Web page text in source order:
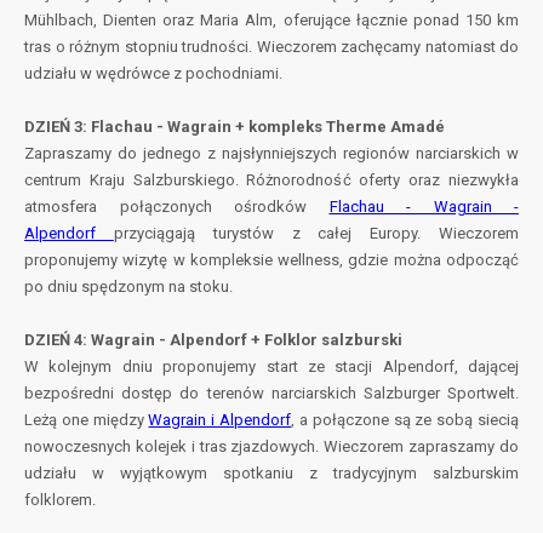
Mühlbach, Dienten oraz Maria Alm, oferujące łącznie ponad 150 km
tras o różnym stopniu trudności. Wieczorem zachęcamy natomiast do
udziału w wędrówce z pochodniami.
DZIEŃ 3: Flachau - Wagrain + kompleks Therme Amadé
Zapraszamy do jednego z najsłynniejszych regionów narciarskich w
centrum Kraju Salzburskiego. Różnorodność oferty oraz niezwykła
atmosfera połączonych ośrodków Flachau - Wagrain -
Alpendorf przyciągają turystów z całej Europy. Wieczorem
proponujemy wizytę w kompleksie wellness, gdzie można odpocząć
po dniu spędzonym na stoku.
DZIEŃ 4: Wagrain - Alpendorf + Folklor salzburski
W kolejnym dniu proponujemy start ze stacji Alpendorf, dającej
bezpośredni dostęp do terenów narciarskich Salzburger Sportwelt.
Leżą one międzyWagrain i Alpendorf, a połączone są ze sobą siecią
nowoczesnych kolejek i tras zjazdowych. Wieczorem zapraszamy do
udziału w wyjątkowym spotkaniu z tradycyjnym salzburskim
folklorem.